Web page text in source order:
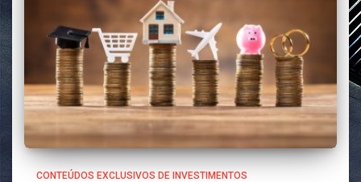
CONTEÚDOS EXCLUSIVOS DE INVESTIMENTOS